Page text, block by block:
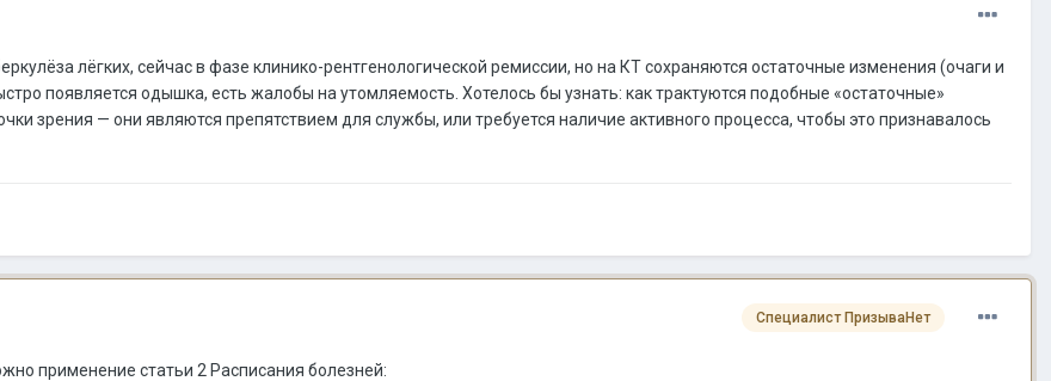
лёгких, сейчас в фазе клинико-рентгенологической ремиссии, но на КТ сохраняются остаточные изменения (очаги и
появляется одышка, есть жалобы на утомляемость. Хотелось бы узнать: как трактуются подобные «остаточные»
зрения — они являются препятствием для службы, или требуется наличие активного процесса, чтобы это признавалось
Специалист ПризываНет
применение статьи 2 Расписания болезней: